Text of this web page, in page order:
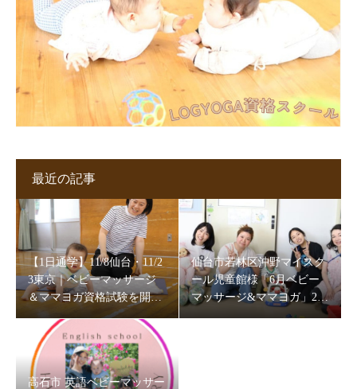
最近の記事
【1日通学】11/8仙台・11/2
3東京｜ベビーマッサージ
＆ママヨガ資格試験を開催
仙台市若林区沖野マイスク
ール児童館様「6月ベビー
マッサージ&ママヨガ」202
高石市 英語ベビーマッサー